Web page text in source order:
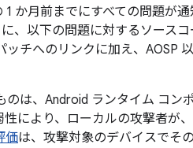
か月前までにすべての問題が
、以下の問題に対するソースコ
チへのリンクに加え、AOSP
は、Android ランタイム コン
により、ローカルの攻撃者が
価は、攻撃対象のデバイスでそ